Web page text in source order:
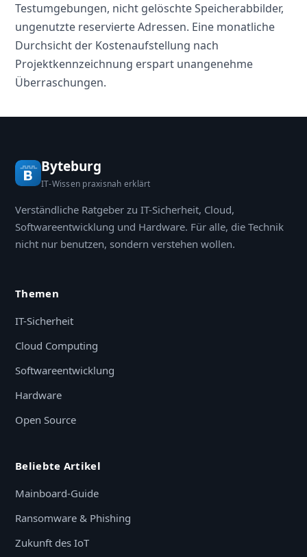
Testumgebungen, nicht gelöschte Speicherabbilder,
ungenutzte reservierte Adressen. Eine monatliche
Durchsicht der Kostenaufstellung nach
Projektkennzeichnung erspart unangenehme
Überraschungen.
Byteburg
IT-Wissen praxisnah erklärt
Verständliche Ratgeber zu IT-Sicherheit, Cloud,
Softwareentwicklung und Hardware. Für alle, die Technik
nicht nur benutzen, sondern verstehen wollen.
Themen
IT-Sicherheit
Cloud Computing
Softwareentwicklung
Hardware
Open Source
Beliebte Artikel
Mainboard-Guide
Ransomware & Phishing
Zukunft des IoT